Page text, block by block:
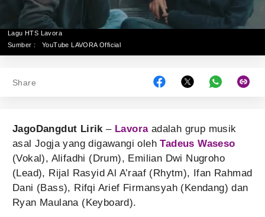
Lagu HTS Lavora
Sumber :
YouTube LAVORA Official
Share
JagoDangdut Lirik– Lavoraadalah grup musik
asal Jogja yang digawangi olehTadeus Waseso
(Vokal), Alifadhi (Drum), Emilian Dwi Nugroho
(Lead), Rijal Rasyid Al A’raaf (Rhytm), Ifan Rahmad
Dani (Bass), Rifqi Arief Firmansyah (Kendang) dan
Ryan Maulana (Keyboard).